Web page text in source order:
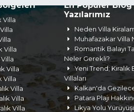
Villa
Villa
Villa
Villa
Villa
Villa
Villa
Villa
En Popüler Blog
Yazılarımız
Neden Villa
Muhafazakar Villa
Romantik Balayı
Neler Gerekli?
Yeni Trend; Kiralık
Villaları
Kalkan'da
Patara Plajı
Likya Yolu